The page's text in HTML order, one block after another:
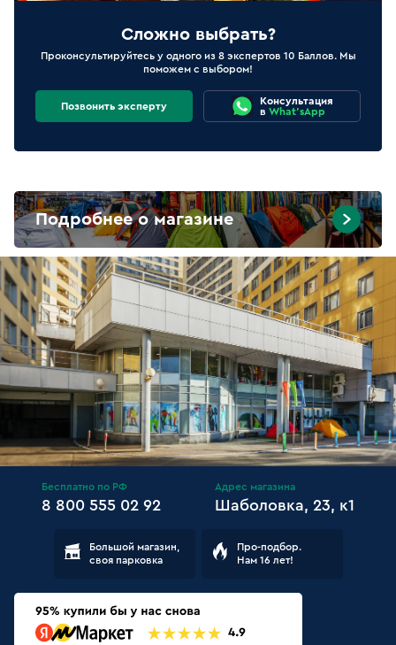
Сложно выбрать?
Проконсультируйтесь у одного из 8 экспертов 10 Баллов. Мы
поможем с выбором!
Позвонить эксперту
Консультация
в What'sApp
Подробнее о магазине
Бесплатно по РФ
8 800 555 02 92
Адрес магазина
Шаболовка, 23, к1
Большой магазин,
своя парковка
Про-подбор.
Нам 16 лет!